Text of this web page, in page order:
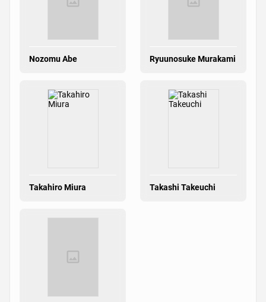
Nozomu Abe Ryuunosuke Murakami
Takahiro Miura Takashi Takeuchi